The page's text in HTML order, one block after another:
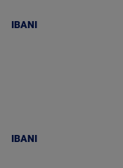
IBANI
IBANI